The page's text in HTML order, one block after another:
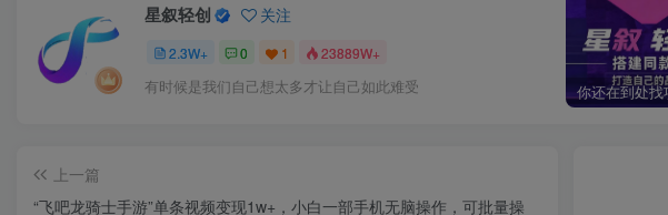
星叙轻创 关注
2.3W+ 0 1 23889W+
有时候是我们自己想太多才让自己如此难受
上一篇
“飞吧龙骑士手游”单条视频变现1w+，小白一部手机无脑操作，可批量操